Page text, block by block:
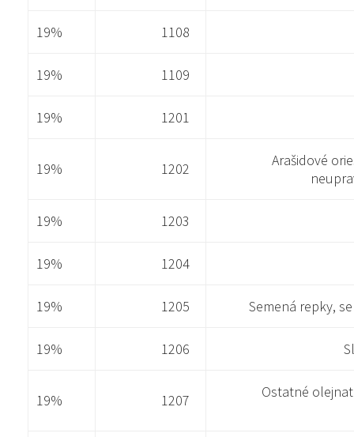
19% 1108
19% 1109
19% 1201
19% 1202
Arašidové
19% 1203
19% 1204
19% 1205 Semená repky,
19% 1206
19% 1207 Ostatné